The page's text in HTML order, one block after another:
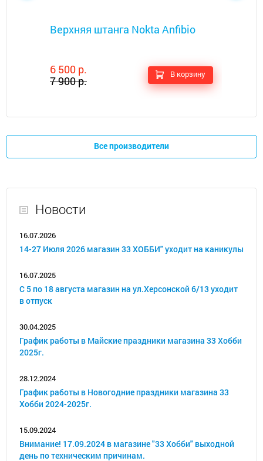
Верхняя штанга Nokta Anfibio
6 500 р.
7 900 р.
В корзину
Все производители
Новости
16.07.2026
14-27 Июля 2026 магазин 33 ХОББИ" уходит на каникулы
16.07.2025
С 5 по 18 августа магазин на ул.Херсонской 6/13 уходит
в отпуск
30.04.2025
График работы в Майские праздники магазина 33 Хобби
2025г.
28.12.2024
График работы в Новогодние праздники магазина 33
Хобби 2024-2025г.
15.09.2024
Внимание! 17.09.2024 в магазине "33 Хобби" выходной
день по техническим причинам.